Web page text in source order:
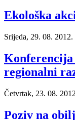
Ekološka
Srijeda, 29. 08. 2012.
regionalni
Četvrtak, 23. 08.
Poziv na